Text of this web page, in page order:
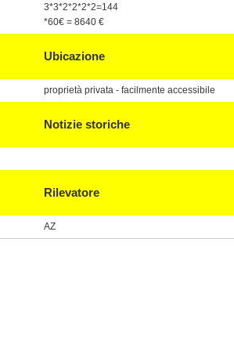
3*3*2*2*2*2=144
*60€ = 8640 €
Ubicazione
proprietà privata - facilmente accessibile
Notizie storiche
Rilevatore
AZ